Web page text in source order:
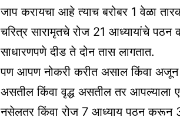
जाप करायचा आहे त्याच बरोबर 1 वेळा
चरित्र सारामृतचे रोज 21 आध्यायांचे
साधारणपणे दीड ते दोन तास लागतात.
पण आपण नोकरी करीत असाल किंवा अजून
असतील किंवा वृद्ध असतील तर
नसेलतर किंवा रोज 7 आध्याय पठन करून